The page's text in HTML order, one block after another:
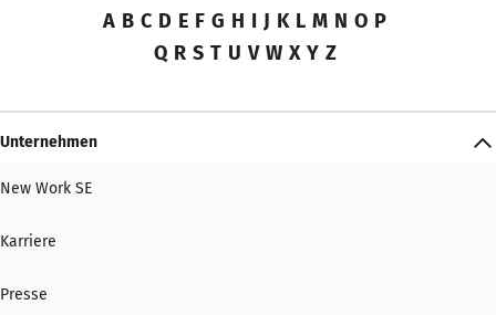
A B C D E F G H I J K L M N O P
Q R S T U V W X Y Z
Unternehmen
New Work SE
Karriere
Presse